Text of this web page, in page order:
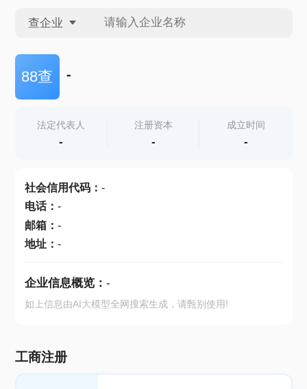
查企业
查企业
查产地
88查 -
法定代表人
-
注册资本
-
成立时间
-
社会信用代码： -
电话： -
邮箱： -
地址： -
企业信息概览： -
如上信息由AI大模型全网搜索生成，请甄别使用!
工商注册